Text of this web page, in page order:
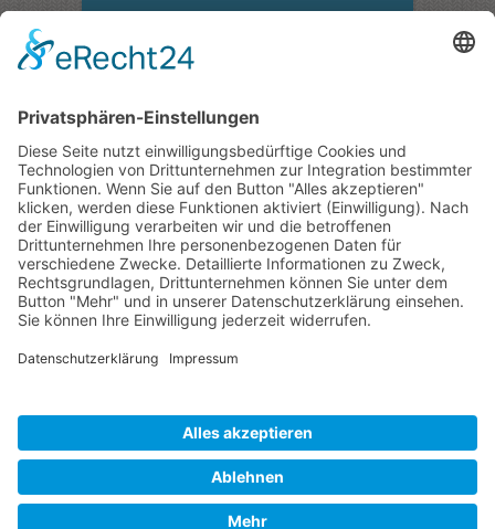
Spendenkonto
Sparkasse Freiburg Nördlicher
Breisgau
IBAN DE52680501010010008054
BIC FRSPDE66XXX
Werden Sie Mitglied - Download
Datenschutz|Impressum
www.gehring-media.de| Programmierung /
Konzeption